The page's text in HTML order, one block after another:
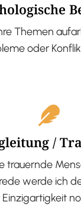
Themen
oder
/
trauernde
werde ich